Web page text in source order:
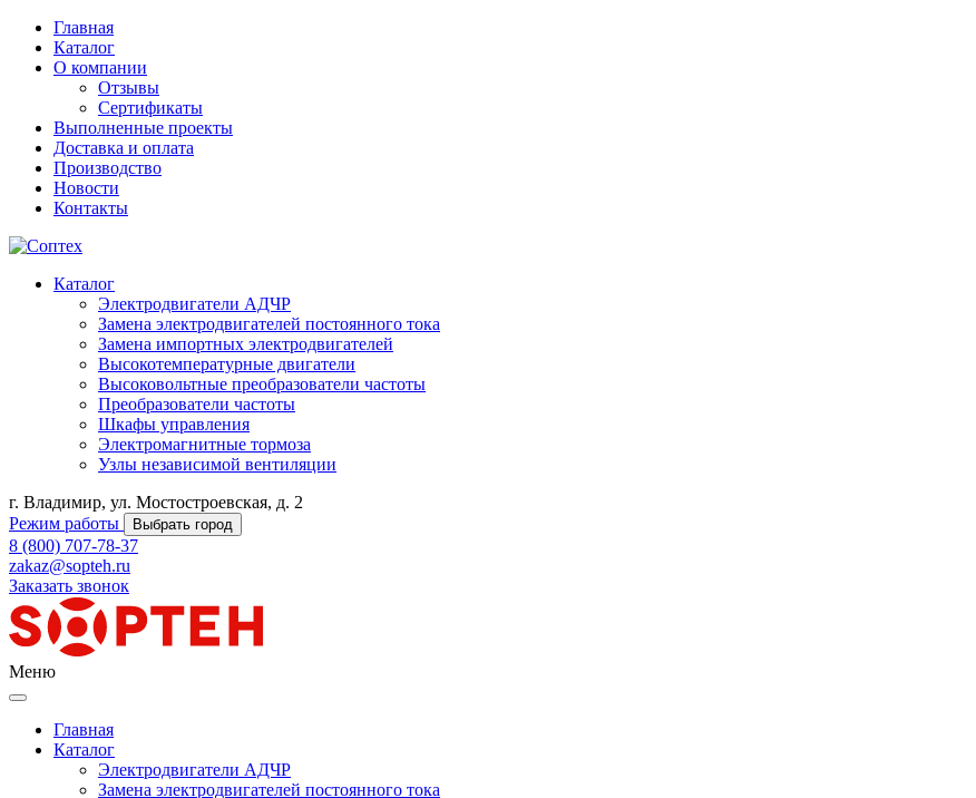
Главная
Каталог
О компании
Отзывы
Сертификаты
Выполненные проекты
Доставка и оплата
Производство
Новости
Контакты
Каталог
Электродвигатели АДЧР
Замена электродвигателей постоянного тока
Замена импортных электродвигателей
Высокотемпературные двигатели
Высоковольтные преобразователи частоты
Преобразователи частоты
Шкафы управления
Электромагнитные тормоза
Узлы независимой вентиляции
г. Владимир, ул. Мостостроевская, д. 2
Режим работы
Выбрать город
8 (800) 707-78-37
zakaz@sopteh.ru
Заказать звонок
Меню
Главная
Каталог
Электродвигатели АДЧР
Замена электродвигателей постоянного тока